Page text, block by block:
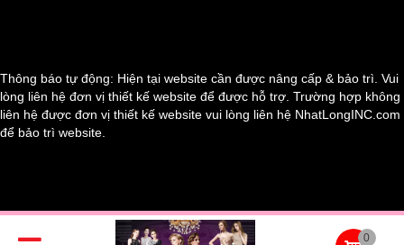
Thông báo tự động: Hiện tại website cần được nâng cấp & bảo trì. Vui
lòng liên hệ đơn vị thiết kế website để được hỗ trợ. Trường hợp không
liên hệ được đơn vị thiết kế website vui lòng liên hệ NhatLongINC.com
để bảo trì website.
0